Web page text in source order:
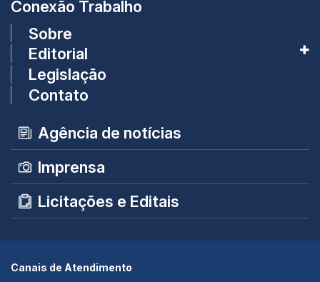
Conexão Trabalho
Sobre
Editorial
Legislação
Contato
Agência de notícias
Imprensa
Licitações e Editais
Canais de Atendimento